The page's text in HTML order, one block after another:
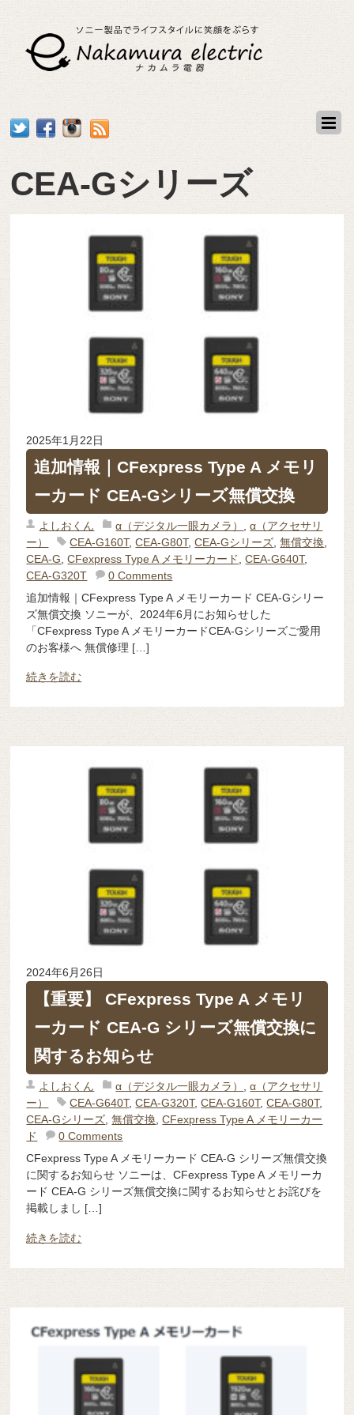
CEA-Gシリーズ
2025年1月22日
追加情報｜CFexpress Type A メモリ
ーカード CEA-Gシリーズ無償交換
よしおくん α（デジタル一眼カメラ） ,α（アクセサリ
ー）
CEA-G160T,CEA-G80T,CEA-Gシリーズ ,無償交換
CEA-G ,CFexpress Type A メモリーカード ,CEA-G640T,
CEA-G320T
0 Comments
追加情報｜CFexpress Type A メモリーカード CEA-Gシリー
ズ無償交換 ソニーが、2024年6月にお知らせした
「CFexpress Type A メモリーカードCEA-Gシリーズご愛用
のお客様へ 無償修理 […]
続きを読む
2024年6月26日
【重要】 CFexpress Type A メモリ
ーカード CEA-G シリーズ無償交換に
関するお知らせ
よしおくん α（デジタル一眼カメラ） ,α（アクセサリ
ー）
CEA-G640T,CEA-G320T,CEA-G160T,CEA-G80T,
CEA-Gシリーズ ,無償交換 ,CFexpress Type A メモリーカー
ド
0 Comments
CFexpress Type A メモリーカード CEA-G シリーズ無償交換
に関するお知らせ ソニーは、CFexpress Type A メモリーカ
ード CEA-G シリーズ無償交換に関するお知らせとお詫びを
掲載しまし […]
続きを読む